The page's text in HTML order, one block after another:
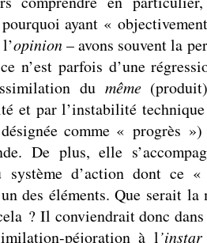
ayant «
opinion– avons souvent la
n’est parfois d’une
du même
et par l’instabilité
comme « progrès
De plus, elle
système d’action dont ce
des éléments. Que serait
? Il conviendrait donc
péjoration à l